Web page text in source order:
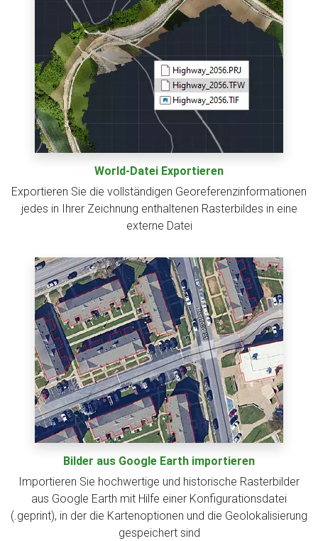
World-Datei Exportieren
Exportieren Sie die vollständigen Georeferenzinformationen
jedes in Ihrer Zeichnung enthaltenen Rasterbildes in eine
externe Datei
Bilder aus Google Earth importieren
Importieren Sie hochwertige und historische Rasterbilder
aus Google Earth mit Hilfe einer Konfigurationsdatei
(.geprint), in der die Kartenoptionen und die Geolokalisierung
gespeichert sind